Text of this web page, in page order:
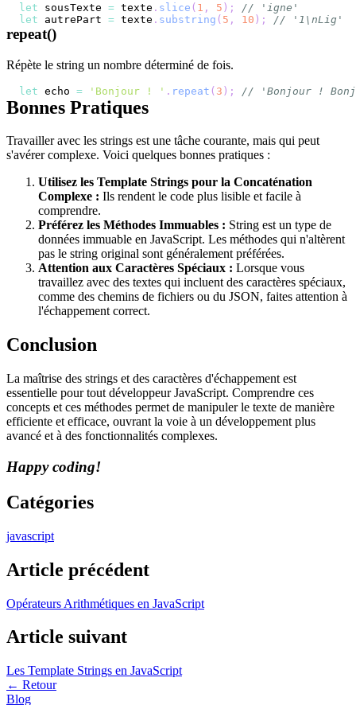
let sousTexte = texte . slice ( 1 , 5 ) ;
// 'igne'
let autrePart = texte . substring ( 5 , 10 ) ; // '1\nLig'
repeat()
Répète le string un nombre déterminé de fois.
let echo = 'Bonjour ! ' . repeat ( 3 ) ; // 'Bonjour !
Bonnes Pratiques
Travailler avec les strings est une tâche courante, mais qui peut
s'avérer complexe. Voici quelques bonnes pratiques :
Utilisez les Template Strings pour la Concaténation
Complexe : Ils rendent le code plus lisible et facile à
comprendre.
Préférez les Méthodes Immuables : String est un type de
données immuable en JavaScript. Les méthodes qui n'altèrent
pas le string original sont généralement préférées.
Attention aux Caractères Spéciaux : Lorsque vous
travaillez avec des textes qui incluent des caractères spéciaux,
comme des chemins de fichiers ou du JSON, faites attention à
l'échappement correct.
Conclusion
La maîtrise des strings et des caractères d'échappement est
essentielle pour tout développeur JavaScript. Comprendre ces
concepts et ces méthodes permet de manipuler le texte de manière
efficiente et efficace, ouvrant la voie à un développement plus
avancé et à des fonctionnalités complexes.
Happy coding!
Catégories
javascript
Article précédent
Opérateurs Arithmétiques en JavaScript
Article suivant
Les Template Strings en JavaScript
← Retour
Blog